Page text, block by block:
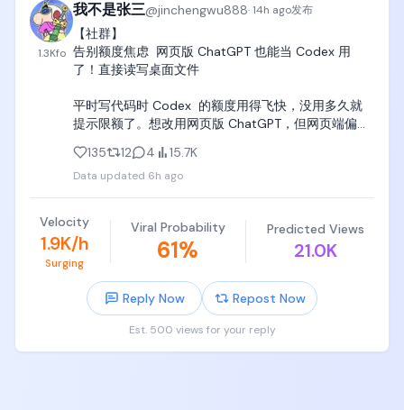
随机翻阅和学习。
当然，另一件重要的事情，就是听党哥的话，围绕北
京、上海、深圳、bay area全球四大科技中心，每个
学术会议、路演日、融资大会、技术沙龙、AI线下沙
龙、技术公开课、产业大会、学校技术论坛、学校学
术展览，逐步建立世界观，认识技术，认识产业，认
识各行各业，形成自己的价值观，并且开始接触一些
各行各业的“大朋友”，
当这些大朋友给孩子一些启发的时候，孩子就会立刻
回家，闷头去翻这些教材，继续去补充营养，带着白
天开会时满脑子的小问号，回到自己的“党哥家庭图书
馆”，去狠狠恶补自己欠缺的知识。
记住，除了买mac mini+大显示器+人体工程学座椅+订
阅coding plan，除了开会，家长首先要做到的，就是
1.3Kfo
我不是张三@jinchengwu888·14h ago发布
【社群】
告别额度焦虑  网页版 ChatGPT 也能当 Codex 用
了！直接读写桌面文件
平时写代码时 Codex  的额度用得飞快，没用多久就
提示限额了。想改用网页版 ChatGPT，但网页端偏偏
贴代码简直折磨。
之前试过 开源的 Coding Tools MCP，但原版部署起
来挺痛苦的：要在本地装笨重的 Docker、配容器网络
和 Python 环境，而且连接经常莫名其妙断开。
社群佬进行了改进   需要的去试试
https://t.co/DQIsN9cg54
135 12 4 15.7K
Data updated 6h ago
Velocity
1.9K/h
Surging
Viral Probability
61%
Predicted Views
21.0K
Reply Now Repost Now
Est. 500 views for your reply